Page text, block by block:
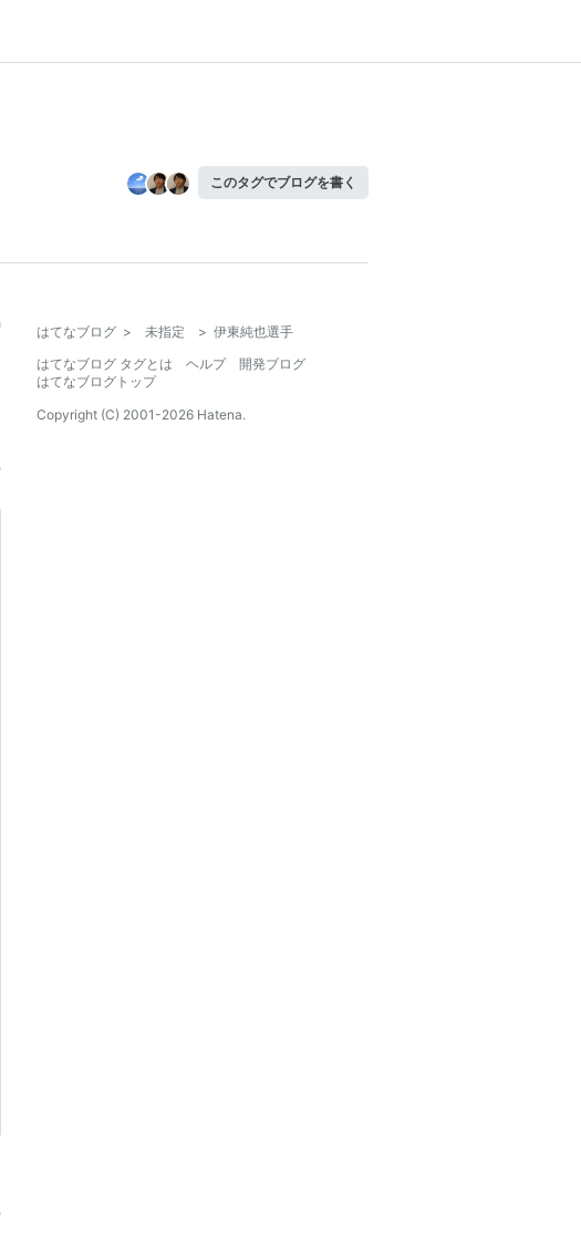
このタグでブログを書く
はてなブログ > 未指定 > 伊東純也選手
はてなブログ タグとは
ヘルプ
開発ブログ
はてなブログトップ
Copyright (C) 2001-2026 Hatena.